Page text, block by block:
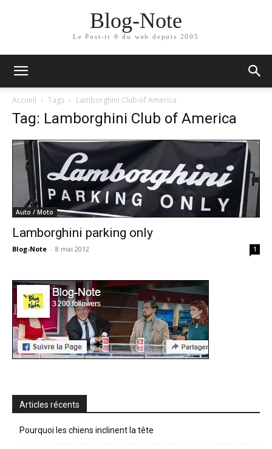
Blog-Note
Le Post-it ® du web depuis 2005
Accueil Tags Lamborghini Club of America
Tag: Lamborghini Club of America
Auto / Moto
Lamborghini parking only
Blog-Note - 8 mai 2012 1
Articles récents
Pourquoi les chiens inclinent la tête